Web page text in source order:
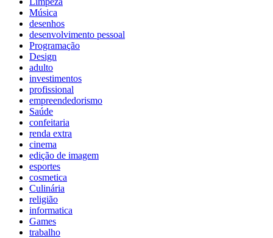
Música
desenhos
desenvolvimento pessoal
Programação
Design
adulto
investimentos
profissional
empreendedorismo
Saúde
confeitaria
renda extra
cinema
edição de imagem
esportes
cosmetica
Culinária
religião
informatica
Games
trabalho